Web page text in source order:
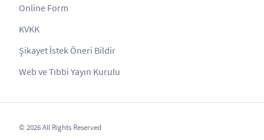
Online Form
KVKK
Şikayet İstek Öneri Bildir
Web ve Tıbbi Yayın Kurulu
© 2026 All Rights Reserved